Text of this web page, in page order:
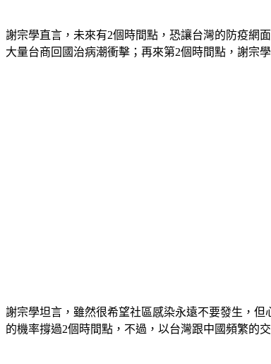
謝宗學直言，未來有2個時間點，恐讓台灣的防疫網
大量台商回國治病潮衝擊；再來第2個時間點，謝宗
謝宗學坦言，雖然很希望社區感染永遠不要發生，
的機率撐過2個時間點，不過，以台灣跟中國頻繁的